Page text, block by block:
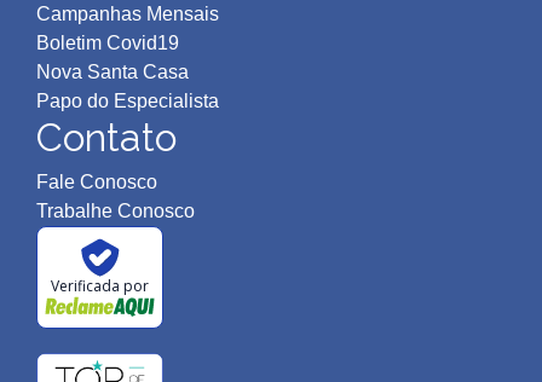
Campanhas Mensais
Boletim Covid19
Nova Santa Casa
Papo do Especialista
Contato
Fale Conosco
Trabalhe Conosco
Verificada por